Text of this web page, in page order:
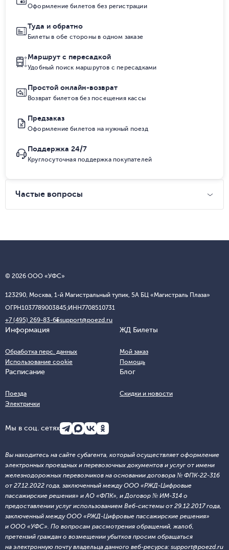
Оформление билетов без регистрации
Туда и обратно
Билеты в обе стороны в одном заказе
Маршрут с пересадкой
Удобный поиск маршрутов с пересадками
Простой онлайн-возврат
Возврат билетов без посещения кассы
Предзаказ
Оформление билетов на нужный поезд
Поддержка 24/7
Круглосуточная поддержка покупателей
Частые вопросы
© 2026 ООО «УФС»
123290, Москва, 1-й Магистральный тупик, 5А БЦ «Магистраль Плаза»
ОГРН1037789003845;ИНН7708510731
+7 (495) 269-83-65support@poezd.ru
Информация
Обработка перс. данных
Использование cookie
ЖД Билеты
Мой заказ
Помощь
Расписание
Поезда
Электрички
Блог
Скидки и новости
Мы в соц. сетях
Вы находитесь на сайте субагента, который осуществляет оформление
электронных проездных и перевозочных документов и услуг от имени
железнодорожных перевозчиков на основании договора № ФПК-22-316
от 27.12.2022 года, заключенный между ООО «РЖД-Цифровые
пассажирские решения» и АО «ФПК», и Договор № ИМ-314 о
предоставлении услуг использованием Веб-системы от 29.12.2017 года,
заключенный между ООО «РЖД-Цифровые пассажирские решения»
и ООО «УФС». По вопросам рассмотрения обращений, жалоб,
претензий граждан о возмещении убытков просим обращаться
на электронную почту владельца данного веб-ресурса: support@poezd.ru